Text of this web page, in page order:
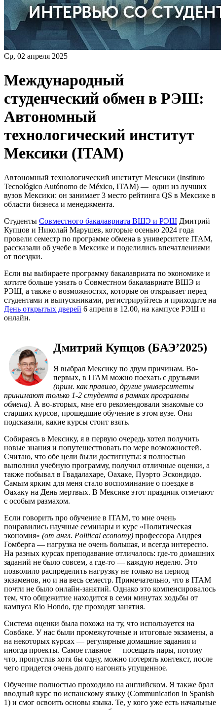
Ср, 02 апреля 2025
Международный
студенческий обмен в РЭШ:
Автономный
технологический институт
Мексики (ITAM)
Автономный технологический институт Мексики (Instituto
Tecnológico Autónomo de México, ITAM) — один из лучших
вузов Мексики: он занимает 3 место рейтинга QS в Мексике в
области бизнеса и менеджмента.
Студенты Совместного бакалавриата ВШЭ и РЭШ Дмитрий
Купцов и Николай Марушев, которые осенью 2024 года
провели семестр по программе обмена в университете ITAM,
рассказали об учебе в Мексике и поделились впечатлениями
от поездки.
Если вы выбираете программу бакалавриата по экономике и
хотите больше узнать о Совместном бакалавриате ВШЭ и
РЭШ, а также о возможностях, которые он открывает перед
студентами и выпускниками, регистрируйтесь и приходите на
День открытых дверей 6 апреля в 12.00, на кампусе РЭШ и
онлайн.
Дмитрий Купцов (БАЭ’2025)
Я выбрал Мексику по двум причинам. Во-
первых, в ITAM можно поехать с друзьями
(прим. как правило, другие университеты
принимают только 1-2 студента в рамках программы
обмена). А во-вторых, мне его рекомендовали знакомые со
старших курсов, прошедшие обучение в этом вузе. Они
подсказали, какие курсы стоит взять.
Собираясь в Мексику, я в первую очередь хотел получить
новые знания и попутешествовать по мере возможностей.
Считаю, что обе цели были достигнуты: я полностью
выполнил учебную программу, получил отличные оценки, а
также побывал в Гвадалахаре, Оахаке, Пуэрто Эскондидо.
Самым ярким для меня стало воспоминание о поездке в
Оахаку на День мертвых. В Мексике этот праздник отмечают
с особым размахом.
Если говорить про обучение в ITAM, то мне очень
понравились научные семинары и курс «Политическая
экономия» (от англ. Political economy) профессора Андрея
Гомберга — нагрузка не очень большая, и всегда интересно.
На разных курсах преподавание отличалось: где-то домашних
заданий не было совсем, а где-то — каждую неделю. Это
позволило распределить нагрузку не только на период
экзаменов, но и на весь семестр. Примечательно, что в ITAM
почти не было онлайн-занятий. Однако это компенсировалось
тем, что общежитие находится в семи минутах ходьбы от
кампуса Rio Hondo, где проходят занятия.
Система оценки была похожа на ту, что используется на
Совбаке. У нас были промежуточные и итоговые экзамены, а
на некоторых курсах — регулярные домашние задания и
иногда проекты. Самое главное — посещать пары, потому
что, пропустив хотя бы одну, можно потерять контекст, после
чего придется очень долго нагонять упущенное.
Обучение полностью проходило на английском. Я также брал
вводный курс по испанскому языку (Communication in Spanish
1) и смог освоить основы языка. Те, у кого уже есть начальные